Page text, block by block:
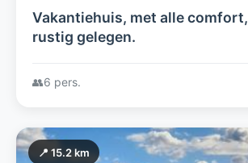
Vakantiehuis, met alle
rustig gelegen.
👥6 pers.
📍 15.2 km